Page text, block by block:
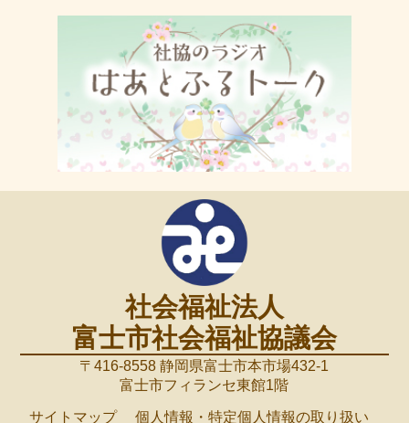
社会福祉法人
富士市社会福祉協議会
〒416-8558 静岡県富士市本市場432-1
富士市フィランセ東館1階
サイトマップ 個人情報・特定個人情報の取り扱い